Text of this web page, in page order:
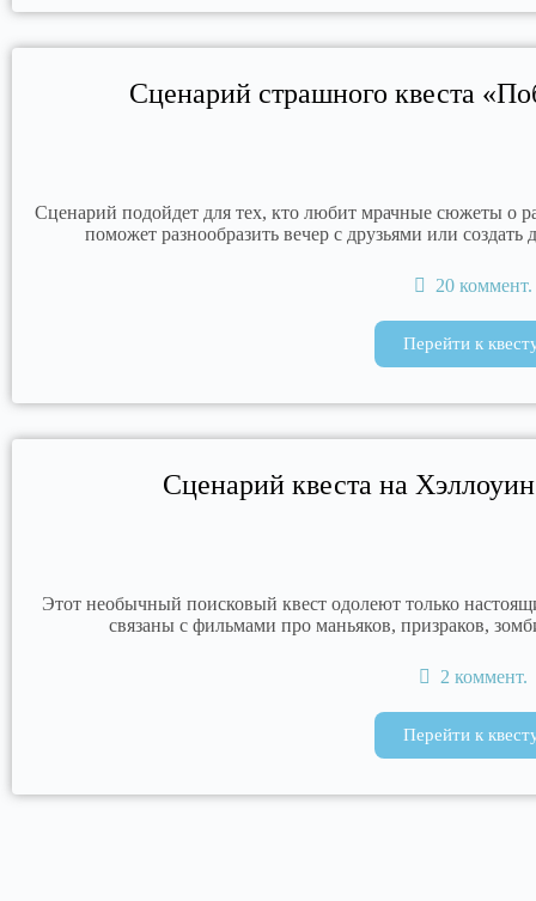
Сценарий страшного квеста
Сценарий подойдет для тех, кто любит мрачные сюжеты о
поможет разнообразить вечер с друзьями или
20 коммент.
Перейти к
Сценарий квеста на
Этот необычный поисковый квест одолеют только
связаны с фильмами про маньяков, призраков,
2 коммент.
Перейти к